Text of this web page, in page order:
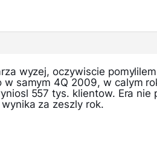
wyzej, oczywiscie
w samym 4Q 2009, w calym
557 tys. klientow. Era nie
za zeszly rok.